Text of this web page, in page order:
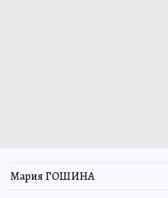
Мария ГОШИНА